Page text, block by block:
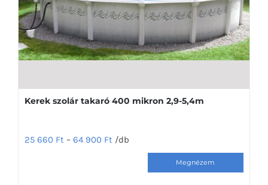
Kerek szolár takaró 400 mikron 2,9-5,4m
25 660 Ft – 64 900 Ft /db